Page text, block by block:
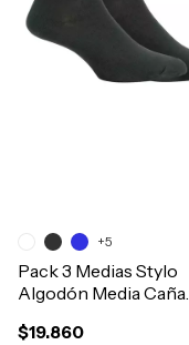
Pack 3 Medias Stylo
Algodón Media Caña
$19.860
+5